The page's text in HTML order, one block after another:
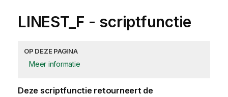
LINEST_F - scriptfunctie
OP DEZE PAGINA
Meer informatie
Deze scriptfunctie retourneert de